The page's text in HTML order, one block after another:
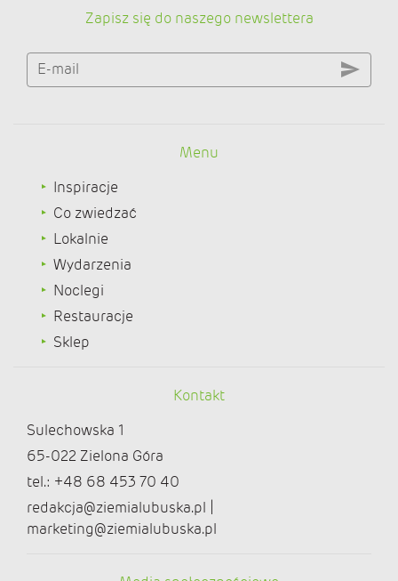
Zapisz się do naszego newslettera
E-mail
Menu
Inspiracje
Co zwiedzać
Lokalnie
Wydarzenia
Noclegi
Restauracje
Sklep
Kontakt
Sulechowska 1
65-022 Zielona Góra
tel.: +48 68 453 70 40
redakcja@ziemialubuska.pl |
marketing@ziemialubuska.pl